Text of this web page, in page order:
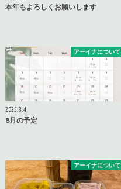
本年もよろしくお願いします
アーイナについて
2025.8.4
8月の予定
アーイナについて